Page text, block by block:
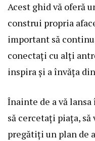
Acest ghid vă oferă
construi propria
important să
conectați cu alți
inspira și a învăța
Înainte de a vă
să cercetați piața,
pregătiți un plan de